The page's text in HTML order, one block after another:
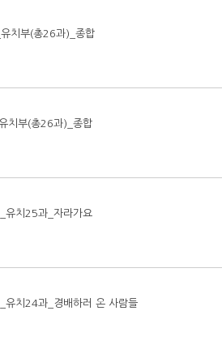
치부(총26과)_종합
치부(총26과)_종합
유치25과_자라가요
유치24과_경배하러 온 사람들